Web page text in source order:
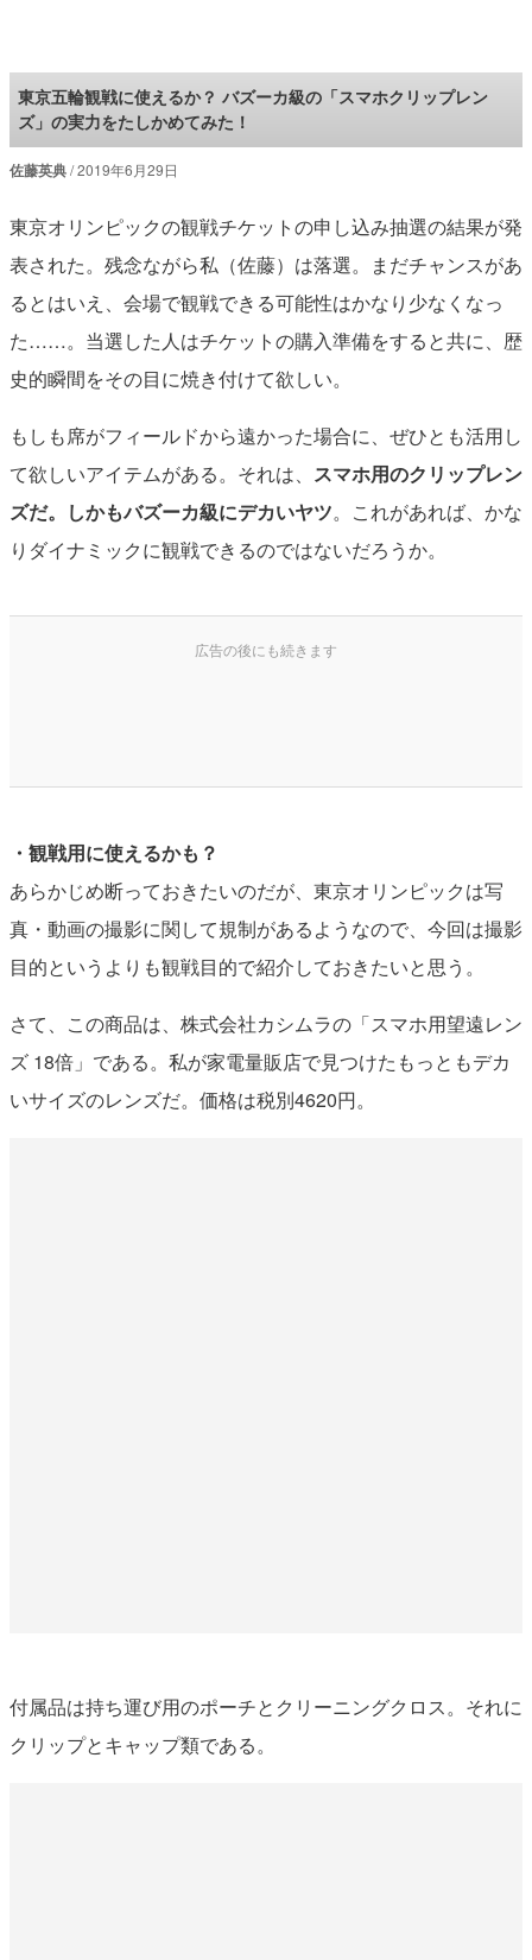
ロケットニュース24
東京五輪観戦に使えるか？ バズーカ級の「スマホクリップレン
ズ」の実力をたしかめてみた！
佐藤英典 2019年6月29日
東京オリンピックの観戦チケットの申し込み抽選の結果が発
表された。残念ながら私（佐藤）は落選。まだチャンスがあ
るとはいえ、会場で観戦できる可能性はかなり少なくなっ
た……。当選した人はチケットの購入準備をすると共に、歴
史的瞬間をその目に焼き付けて欲しい。
もしも席がフィールドから遠かった場合に、ぜひとも活用し
て欲しいアイテムがある。それは、 スマホ用のクリップレン
ズだ。しかもバズーカ級にデカいヤツ。これがあれば、かな
りダイナミックに観戦できるのではないだろうか。
・観戦用に使えるかも？
あらかじめ断っておきたいのだが、東京オリンピックは写
真・動画の撮影に関して規制があるようなので、今回は撮影
目的というよりも観戦目的で紹介しておきたいと思う。
さて、この商品は、株式会社カシムラの「スマホ用望遠レン
ズ 18倍」である。私が家電量販店で見つけたもっともデカ
いサイズのレンズだ。価格は税別4620円。
付属品は持ち運び用のポーチとクリーニングクロス。それに
クリップとキャップ類である。